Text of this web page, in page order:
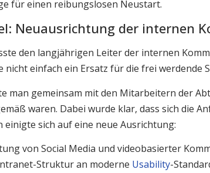
für einen reibungslosen Neustart.
Neuausrichtung der internen
den langjährigen Leiter der internen
nicht einfach ein Ersatz für die frei werdende
man gemeinsam mit den Mitarbeitern der
waren. Dabei wurde klar, dass sich die
sich auf eine neue Ausrichtung:
von Social Media und videobasierter
Struktur an moderne Usability-